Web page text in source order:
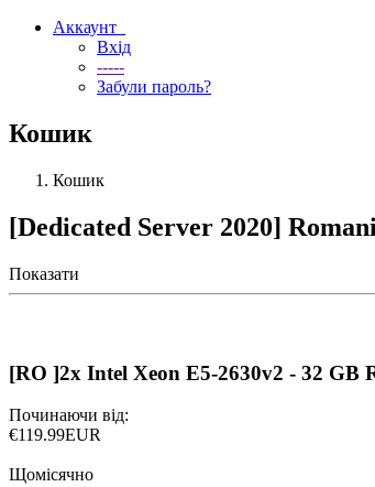
Аккаунт
Вхід
-----
Забули пароль?
Кошик
Кошик
[Dedicated Server 2020]
Показати
[RO ]2x Intel Xeon E5-2630v2 - 32 GB
Починаючи від:
€119.99EUR
Щомісячно